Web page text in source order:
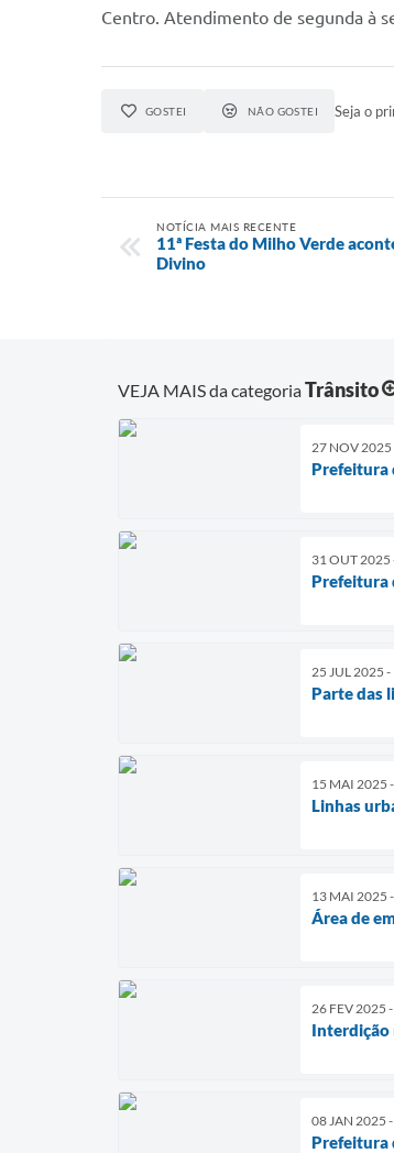
Centro. Atendimento de segunda à
GOSTEI NÃO GOSTEI Seja o
NOTÍCIA MAIS RECENTE
11ª Festa do Milho Verde
Divino
VEJA MAIS da categoriaTrânsito
27 NOV
Prefeitura
31 OUT 2025
Prefeitura
25 JUL 2025
Parte das
15 MAI 2025
Linhas
13 MAI 2025
Área de
26 FEV 2025
Interdição
08 JAN 2025
Prefeitura